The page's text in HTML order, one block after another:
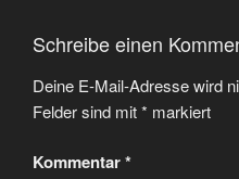
Schreibe einen
Deine E-Mail-Adresse wird
Felder sind mit* markiert
Kommentar*